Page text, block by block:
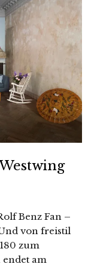
Benz Fan –
von freistil
zum
endet am